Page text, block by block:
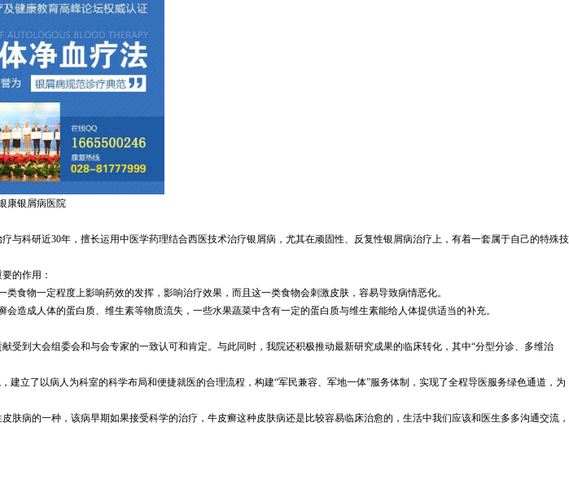
康银屑病医院
科研近30年，擅长运用中医学药理结合西医技术治疗银屑病，尤其在顽固性、反复性银屑病治疗上，有着一套属于自己的特殊技
的作用：
食物一定程度上影响药效的发挥，影响治疗效果，而且这一类食物会刺激皮肤，容易导致病情恶化。
造成人体的蛋白质、维生素等物质流失，一些水果蔬菜中含有一定的蛋白质与维生素能给人体提供适当的补充。
到大会组委会和与会专家的一致认可和肯定。与此同时，我院还积极推动最新研究成果的临床转化，其中“分型分诊、多维治
立了以病人为科室的科学布局和便捷就医的合理流程，构建“军民兼容、军地一体”服务体制，实现了全程导医服务绿色通道，为
病的一种，该病早期如果接受科学的治疗，牛皮癣这种皮肤病还是比较容易临床治愈的，生活中我们应该和医生多多沟通交流，